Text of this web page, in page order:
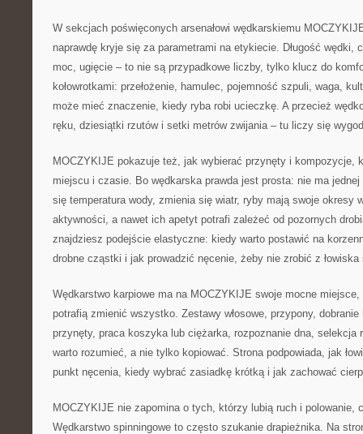
W sekcjach poświęconych arsenałowi wędkarskiemu
naprawdę kryje się za parametrami na etykiecie. Długość wędki,
moc, ugięcie – to nie są przypadkowe liczby, tylko klucz do
kołowrotkami: przełożenie, hamulec, pojemność szpuli, waga,
może mieć znaczenie, kiedy ryba robi ucieczkę. A przecież
ręku, dziesiątki rzutów i setki metrów zwijania – tu liczy się
MOCZYKIJE pokazuje też, jak wybierać przynęty i kompozycje,
miejscu i czasie. Bo wędkarska prawda jest prosta: nie ma
się temperatura wody, zmienia się wiatr, ryby mają swoje okresy
aktywności, a nawet ich apetyt potrafi zależeć od pozornych
znajdziesz podejście elastyczne: kiedy warto postawić na
drobne cząstki i jak prowadzić nęcenie, żeby nie zrobić z łowiska
Wędkarstwo karpiowe ma na MOCZYKIJE swoje mocne
potrafią zmienić wszystko. Zestawy włosowe, przypony,
przynęty, praca koszyka lub ciężarka, rozpoznanie dna, selekcja
warto rozumieć, a nie tylko kopiować. Strona podpowiada, jak
punkt nęcenia, kiedy wybrać zasiadkę krótką i jak zachować
MOCZYKIJE nie zapomina o tych, którzy lubią ruch i polowanie,
Wędkarstwo spinningowe to często szukanie drapieżnika. Na